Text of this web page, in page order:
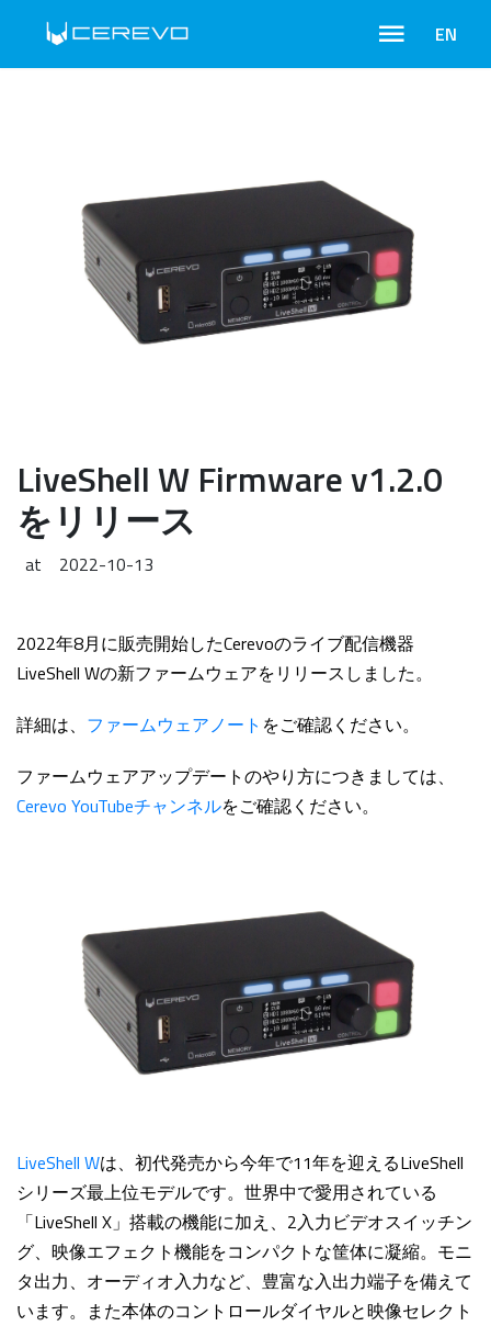
EN
LiveShell W Firmware v1.2.0
をリリース
at 2022-10-13
2022年8月に販売開始したCerevoのライブ配信機器
LiveShell Wの新ファームウェアをリリースしました。
詳細は、 ファームウェアノート をご確認ください。
ファームウェアアップデートのやり方につきましては、
Cerevo YouTubeチャンネルをご確認ください。
LiveShell Wは、初代発売から今年で11年を迎えるLiveShell
シリーズ最上位モデルです。世界中で愛用されている
「LiveShell X」搭載の機能に加え、2入力ビデオスイッチン
グ、映像エフェクト機能をコンパクトな筐体に凝縮。モニ
タ出力、オーディオ入力など、豊富な入出力端子を備えて
います。また本体のコントロールダイヤルと映像セレクト